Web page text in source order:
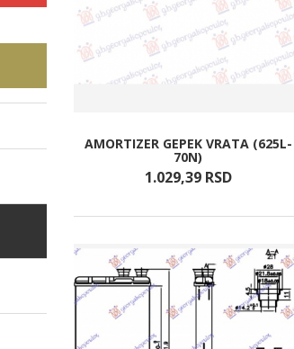
AMORTIZER GEPEK VRATA (625L-
70N)
1.029,39 RSD